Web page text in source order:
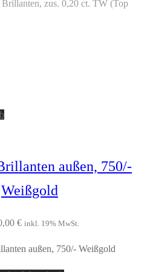
zus. 0,20 ct. TW (Top
außen, 750/-
Weißgold
€ inkl. 19% MwSt.
außen, 750/- Weißgold